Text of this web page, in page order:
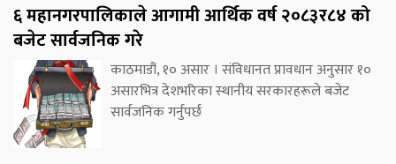
६ महानगरपालिकाले आगामी आर्थिक वर्ष २०८३र८४ को
बजेट सार्वजनिक गरे
काठमाडौं, १० असार । संविधानत प्रावधान अनुसार १०
असारभित्र देशभरिका स्थानीय सरकारहरूले बजेट
सार्वजनिक गर्नुपर्छ